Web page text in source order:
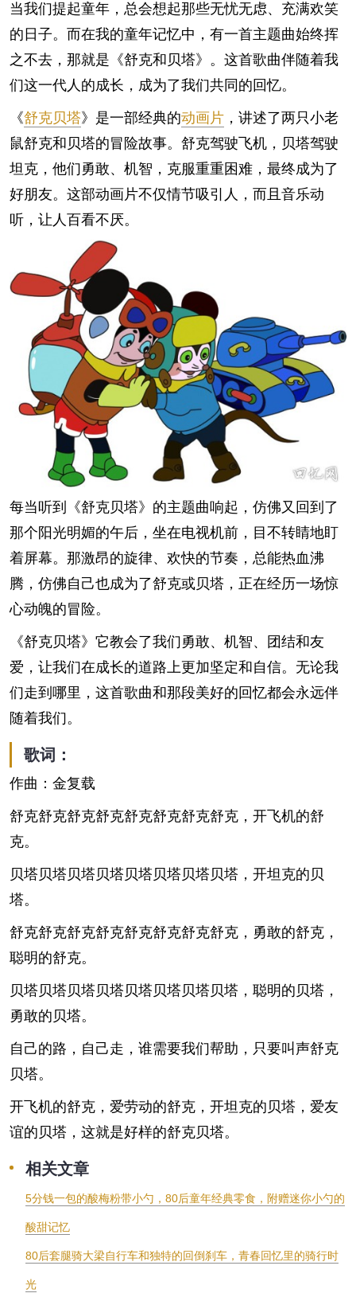
当我们提起童年，总会想起那些无忧无虑、充满欢笑
的日子。而在我的童年记忆中，有一首主题曲始终挥
之不去，那就是《舒克和贝塔》。这首歌曲伴随着我
们这一代人的成长，成为了我们共同的回忆。
《舒克贝塔》是一部经典的动画片 ，讲述了两只小老
鼠舒克和贝塔的冒险故事。舒克驾驶飞机，贝塔驾驶
坦克，他们勇敢、机智，克服重重困难，最终成为了
好朋友。这部动画片不仅情节吸引人，而且音乐动
听，让人百看不厌。
每当听到《舒克贝塔》的主题曲响起，仿佛又回到了
那个阳光明媚的午后，坐在电视机前，目不转睛地盯
着屏幕。那激昂的旋律、欢快的节奏，总能热血沸
腾，仿佛自己也成为了舒克或贝塔，正在经历一场惊
心动魄的冒险。
《舒克贝塔》它教会了我们勇敢、机智、团结和友
爱，让我们在成长的道路上更加坚定和自信。无论我
们走到哪里，这首歌曲和那段美好的回忆都会永远伴
随着我们。
歌词：
作曲：金复载
舒克舒克舒克舒克舒克舒克舒克舒克，开飞机的舒
克。
贝塔贝塔贝塔贝塔贝塔贝塔贝塔贝塔，开坦克的贝
塔。
舒克舒克舒克舒克舒克舒克舒克舒克，勇敢的舒克，
聪明的舒克。
贝塔贝塔贝塔贝塔贝塔贝塔贝塔贝塔，聪明的贝塔，
勇敢的贝塔。
自己的路，自己走，谁需要我们帮助，只要叫声舒克
贝塔。
开飞机的舒克，爱劳动的舒克，开坦克的贝塔，爱友
谊的贝塔，这就是好样的舒克贝塔。
相关文章
5分钱一包的酸梅粉带小勺，80后童年经典零食，附赠迷你小勺的
酸甜记忆
80后套腿骑大梁自行车和独特的回倒刹车，青春回忆里的骑行时
光